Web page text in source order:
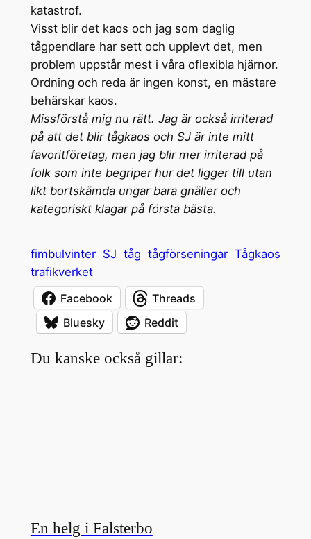
katastrof.
Visst blir det kaos och jag som daglig
tågpendlare har sett och upplevt det, men
problem uppstår mest i våra oflexibla hjärnor.
Ordning och reda är ingen konst, en mästare
behärskar kaos.
Missförstå mig nu rätt. Jag är också irriterad
på att det blir tågkaos och SJ är inte mitt
favoritföretag, men jag blir mer irriterad på
folk som inte begriper hur det ligger till utan
likt bortskämda ungar bara gnäller och
kategoriskt klagar på första bästa.
fimbulvinter SJ tåg tågförseningar Tågkaos
trafikverket
Facebook
Threads
Bluesky
Reddit
Du kanske också gillar:
En helg i Falsterbo